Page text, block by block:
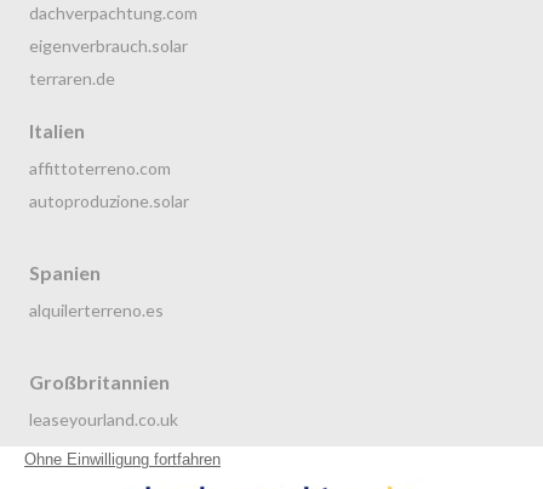
dachverpachtung.com
eigenverbrauch.solar
terraren.de
Italien
affittoterreno.com
autoproduzione.solar
Spanien
alquilerterreno.es
Großbritannien
leaseyourland.co.uk
terraren.com